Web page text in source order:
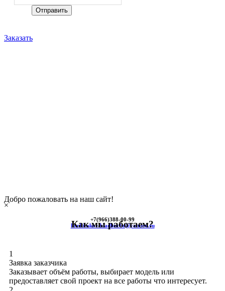
Заказать
Добро пожаловать на наш сайт!
+7(966)388-00-99
himkinskoe-kladbische@yandex.ru
×
Как мы работаем?
1
Заявка заказчика
Заказывает объём работы, выбирает модель или
предоставляет свой проект на все работы что интересует.